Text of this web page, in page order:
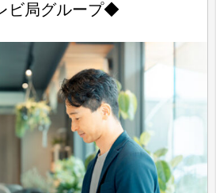
局グループ◆